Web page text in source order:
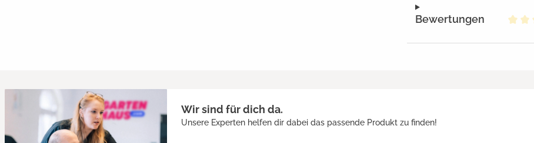
Bewertungen
Wir sind für dich da.
Unsere Experten helfen dir dabei das passende Produkt zu finden!